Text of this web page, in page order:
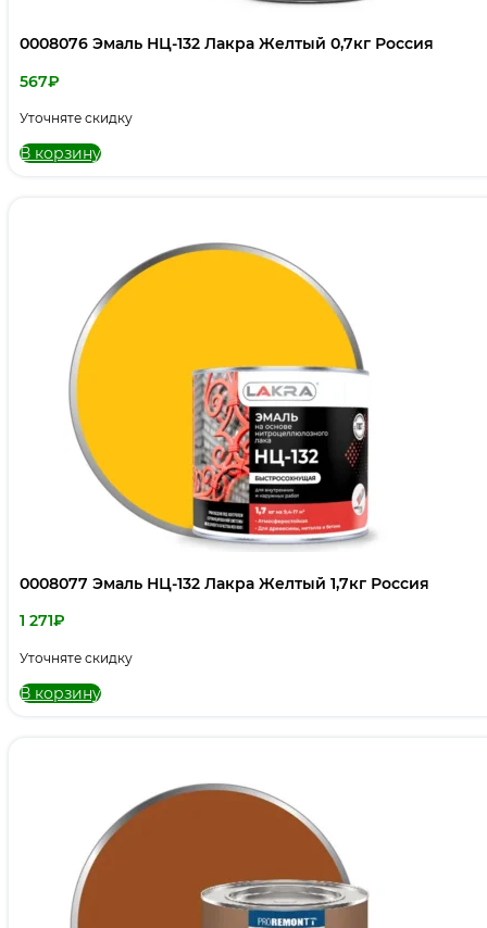
0008076 Эмаль НЦ-132 Лакра Желтый 0,7кг Россия
567₽
Уточняте скидку
В корзину
0008077 Эмаль НЦ-132 Лакра Желтый 1,7кг Россия
1 271₽
Уточняте скидку
В корзину